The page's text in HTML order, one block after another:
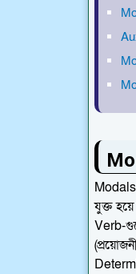
যুক্ত
Verb-